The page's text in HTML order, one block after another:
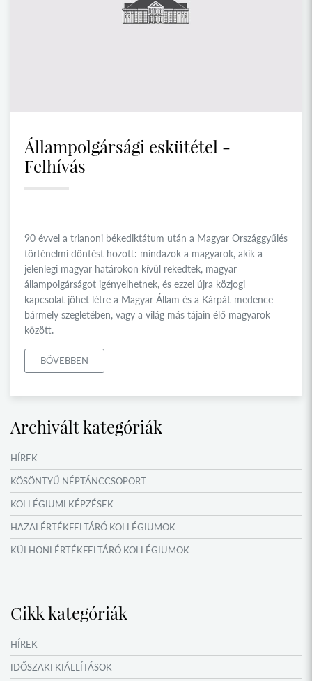
Állampolgársági eskütétel -
Felhívás
90 évvel a trianoni békediktátum után a Magyar Országgyűlés
történelmi döntést hozott: mindazok a magyarok, akik a
jelenlegi magyar határokon kívül rekedtek, magyar
állampolgárságot igényelhetnek, és ezzel újra közjogi
kapcsolat jöhet létre a Magyar Állam és a Kárpát-medence
bármely szegletében, vagy a világ más tájain élő magyarok
között.
BŐVEBBEN
Archivált kategóriák
HÍREK
KÖSÖNTYŰ NÉPTÁNCCSOPORT
KOLLÉGIUMI KÉPZÉSEK
HAZAI ÉRTÉKFELTÁRÓ KOLLÉGIUMOK
KÜLHONI ÉRTÉKFELTÁRÓ KOLLÉGIUMOK
IDŐSZAKI KIÁLLÍTÁSOK
NYÁRI TÁBOROK
OKTATÁS, KULTÚRA
Cikk kategóriák
HÍREK
IDŐSZAKI KIÁLLÍTÁSOK